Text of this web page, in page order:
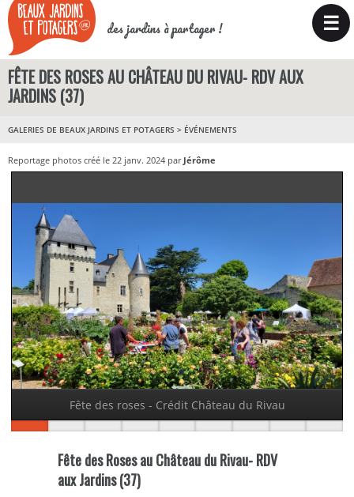
des jardins à partager ! ☰
FÊTE DES ROSES AU CHÂTEAU DU RIVAU- RDV AUX
JARDINS (37)
GALERIES DE BEAUX JARDINS ET POTAGERS > ÉVÉNEMENTS
Reportage photos créé le 22 janv. 2024 par Jérôme
Fête des roses - Crédit Château du Rivau
Fête des Roses au Château du Rivau- RDV
aux Jardins (37)